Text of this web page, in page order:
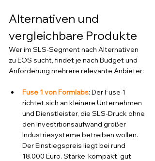
Alternativen und
vergleichbare Produkte
Wer im SLS-Segment nach Alternativen
zu EOS sucht, findet je nach Budget und
Anforderung mehrere relevante Anbieter:
Fuse 1 von Formlabs: Der Fuse 1
richtet sich an kleinere Unternehmen
und Dienstleister, die SLS-Druck ohne
den Investitionsaufwand großer
Industriesysteme betreiben wollen.
Der Einstiegspreis liegt bei rund
18.000 Euro. Stärke: kompakt, gut